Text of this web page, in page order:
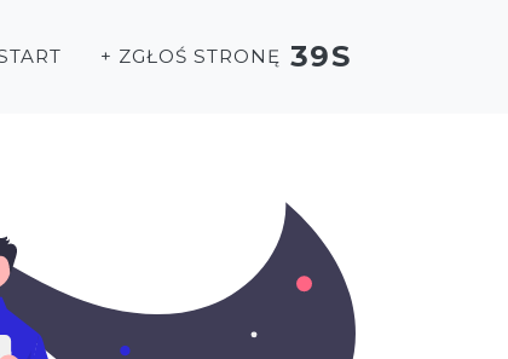
+ ZGŁOŚ STRONĘ 39S